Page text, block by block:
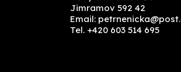
Jimramov 592 42
Email:
Tel. +420 603 514 695